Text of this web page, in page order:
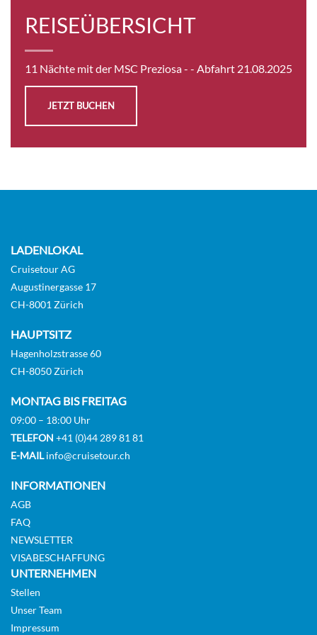
REISEÜBERSICHT
11 Nächte mit der MSC Preziosa - - Abfahrt 21.08.2025
JETZT BUCHEN
LADENLOKAL
Cruisetour AG
Augustinergasse 17
CH-8001 Zürich
HAUPTSITZ
Hagenholzstrasse 60
CH-8050 Zürich
MONTAG BIS FREITAG
09:00 – 18:00 Uhr
TELEFON +41 (0)44 289 81 81
E-MAILinfo@cruisetour.ch
INFORMATIONEN
AGB
FAQ
NEWSLETTER
VISABESCHAFFUNG
UNTERNEHMEN
Stellen
Unser Team
Impressum